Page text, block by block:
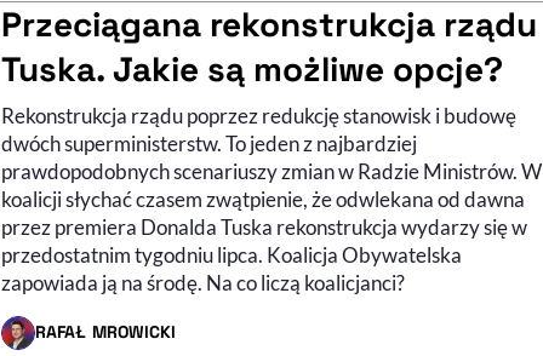
Przeciągana rekonstrukcja rządu
Tuska. Jakie są możliwe opcje?
Rekonstrukcja rządu poprzez redukcję stanowisk i budowę
dwóch superministerstw. To jeden z najbardziej
prawdopodobnych scenariuszy zmian w Radzie Ministrów. W
koalicji słychać czasem zwątpienie, że odwlekana od dawna
przez premiera Donalda Tuska rekonstrukcja wydarzy się w
przedostatnim tygodniu lipca. Koalicja Obywatelska
zapowiada ją na środę. Na co liczą koalicjanci?
RAFAŁ MROWICKI
- AUTOR ARTYKUŁU - PROFIL